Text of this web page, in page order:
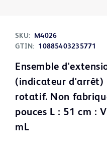
SKU:
M4026
GTIN:
10885403235771
Ensemble
(indicateur d'arrêt)
rotatif. Non
pouces L : 51 cm :
mL